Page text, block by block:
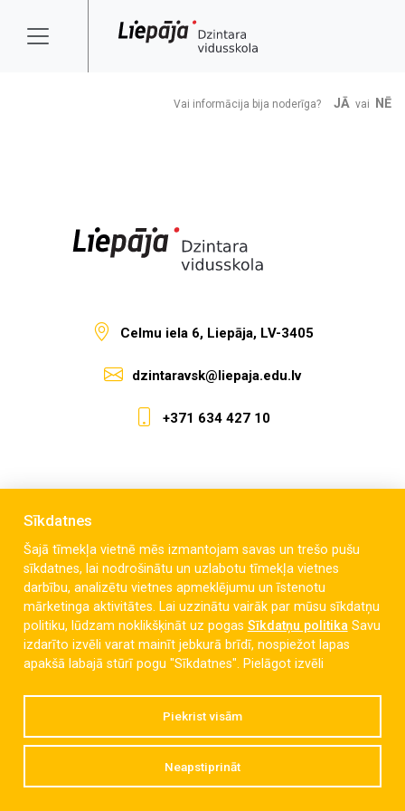
Vai informācija bija noderīga? JĀ vai NĒ
Celmu iela 6, Liepāja, LV-3405
dzintaravsk@liepaja.edu.lv
+371 634 427 10
Sīkdatnes
Šajā tīmekļa vietnē mēs izmantojam savas un trešo pušu
sīkdatnes, lai nodrošinātu un uzlabotu tīmekļa vietnes
darbību, analizētu vietnes apmeklējumu un īstenotu
mārketinga aktivitātes. Lai uzzinātu vairāk par mūsu sīkdatņu
politiku, lūdzam noklikšķināt uz pogas Sīkdatņu politikaSavu
izdarīto izvēli varat mainīt jebkurā brīdī, nospiežot lapas
apakšā labajā stūrī pogu "Sīkdatnes". Pielāgot izvēli
Piekrist visām
Neapstiprināt